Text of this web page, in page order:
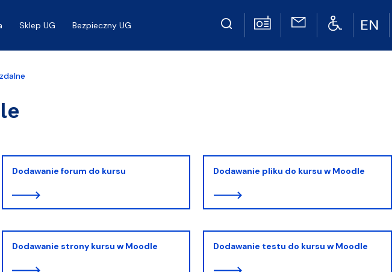
Sklep UG Bezpieczny UG
Dodawanie forum do kursu Dodawanie pliku do kursu w Moodle
Dodawanie strony kursu w Moodle Dodawanie testu do kursu w Moodle